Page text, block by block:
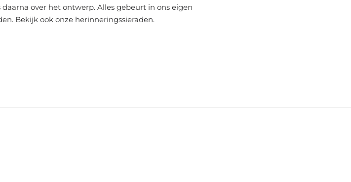
over het ontwerp. Alles gebeurt in ons eigen
Bekijk ook onze herinneringssieraden.